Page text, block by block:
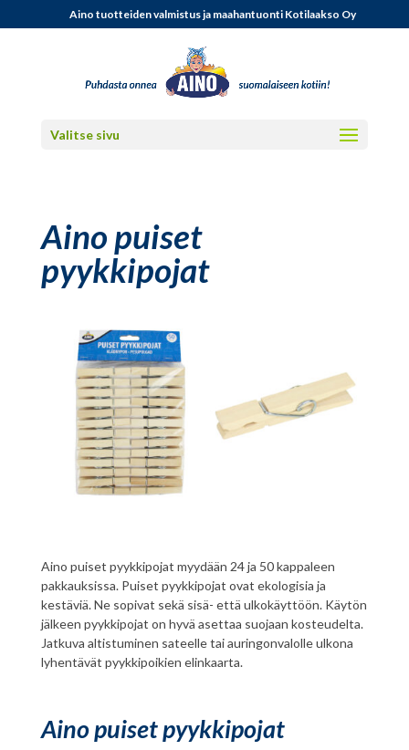
Aino tuotteiden valmistus ja maahantuonti Kotilaakso Oy
Valitse sivu
Aino puiset
pyykkipojat
Aino puiset pyykkipojat myydään 24 ja 50 kappaleen
pakkauksissa. Puiset pyykkipojat ovat ekologisia ja
kestäviä. Ne sopivat sekä sisä- että ulkokäyttöön. Käytön
jälkeen pyykkipojat on hyvä asettaa suojaan kosteudelta.
Jatkuva altistuminen sateelle tai auringonvalolle ulkona
lyhentävät pyykkipoikien elinkaarta.
Aino puiset pyykkipojat